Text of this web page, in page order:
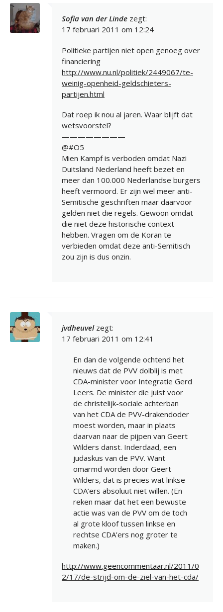
Sofia van der Linde zegt:
17 februari 2011 om 12:24
Politieke partijen niet open genoeg over
financiering
http://www.nu.nl/politiek/2449067/te-
weinig-openheid-geldschieters-
partijen.html
Dat roep ik nou al jaren. Waar blijft dat
wetsvoorstel?
————————
@#O5
Mien Kampf is verboden omdat Nazi
Duitsland Nederland heeft bezet en
meer dan 100.000 Nederlandse burgers
heeft vermoord. Er zijn wel meer anti-
Semitische geschriften maar daarvoor
gelden niet die regels. Gewoon omdat
die niet deze historische context
hebben. Vragen om de Koran te
verbieden omdat deze anti-Semitisch
zou zijn is dus onzin.
jvdheuvel zegt:
17 februari 2011 om 12:41
En dan de volgende ochtend het
nieuws dat de PVV dolblij is met
CDA-minister voor Integratie Gerd
Leers. De minister die juist voor
de christelijk-sociale achterban
van het CDA de PVV-drakendoder
moest worden, maar in plaats
daarvan naar de pijpen van Geert
Wilders danst. Inderdaad, een
judaskus van de PVV. Want
omarmd worden door Geert
Wilders, dat is precies wat linkse
CDA’ers absoluut niet willen. (En
reken maar dat het een bewuste
actie was van de PVV om de toch
al grote kloof tussen linkse en
rechtse CDA’ers nog groter te
maken.)
http://www.geencommentaar.nl/2011/0
2/17/de-strijd-om-de-ziel-van-het-cda/